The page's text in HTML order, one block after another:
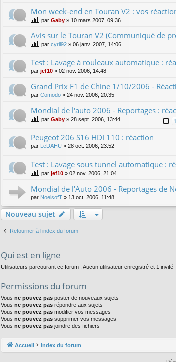
Mon week-end en Touran V2 : vos
par Gaby » 10 mars 2007, 09:36
Avis sur le Touran V2 (Communiqué de
par cyril92 » 06 janv. 2007, 14:06
Test : Lavage à rouleaux automatique :
par jef10 » 02 nov. 2006, 14:48
Grand Prix F1 de Chine 1/10/2006 -
par Comodo » 24 nov. 2006, 20:35
Mondial de l'auto 2006 - Reportages :
par Gaby » 28 sept. 2006, 13:44 1
Peugeot 206 S16 HDI 110 : réaction
par LeDAHU » 28 oct. 2006, 23:52
Test : Lavage sous tunnel automatique :
par jef10 » 02 nov. 2006, 21:04
Mondial de l'Auto 2006 - Reportages de
par NoelsofT » 13 oct. 2006, 11:48
Nouveau sujet
Retourner à l’index du forum
Qui est en ligne
Utilisateurs parcourant ce forum : Aucun utilisateur enregistré et 1 invité
Permissions du forum
Vous ne pouvez pas poster de nouveaux sujets
Vous ne pouvez pas répondre aux sujets
Vous ne pouvez pas modifier vos messages
Vous ne pouvez pas supprimer vos messages
Vous ne pouvez pas joindre des fichiers
Accueil Index du forum